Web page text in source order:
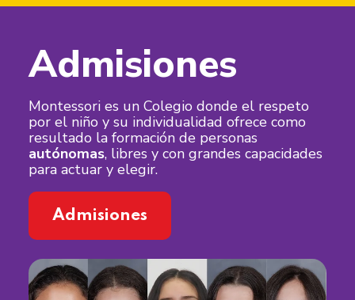
Admisiones
Montessori es un Colegio donde el respeto
por el niño y su individualidad ofrece como
resultado la formación de personas
autónomas, libres y con grandes capacidades
para actuar y elegir.
Admisiones